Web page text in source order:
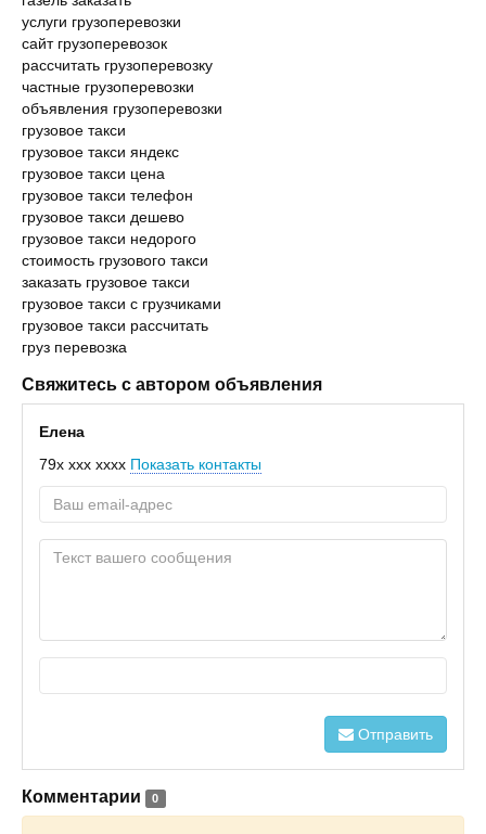
услуги грузоперевозки
сайт грузоперевозок
рассчитать грузоперевозку
частные грузоперевозки
объявления грузоперевозки
грузовое такси
грузовое такси яндекс
грузовое такси цена
грузовое такси телефон
грузовое такси дешево
грузовое такси недорого
стоимость грузового такси
заказать грузовое такси
грузовое такси с грузчиками
грузовое такси рассчитать
груз перевозка
Свяжитесь с автором объявления
Елена
79x xxx xxxx Показать контакты
Отправить
Комментарии 0